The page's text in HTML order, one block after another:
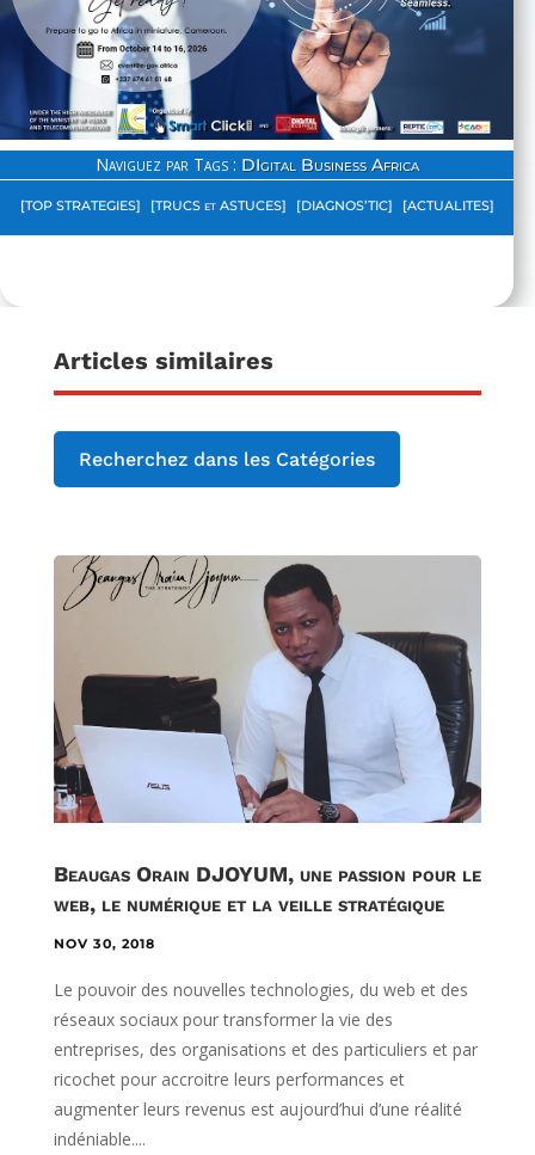
Naviguez par Tags : DIgital Business Africa
[TOP STRATEGIES] [TRUCS et ASTUCES] [DIAGNOS’TIC] [ACTUALITES]
Articles similaires
Recherchez dans les Catégories
Beaugas Orain DJOYUM, une passion pour le
web, le numérique et la veille stratégique
NOV 30, 2018
Le pouvoir des nouvelles technologies, du web et des
réseaux sociaux pour transformer la vie des
entreprises, des organisations et des particuliers et par
ricochet pour accroitre leurs performances et
augmenter leurs revenus est aujourd’hui d’une réalité
indéniable....